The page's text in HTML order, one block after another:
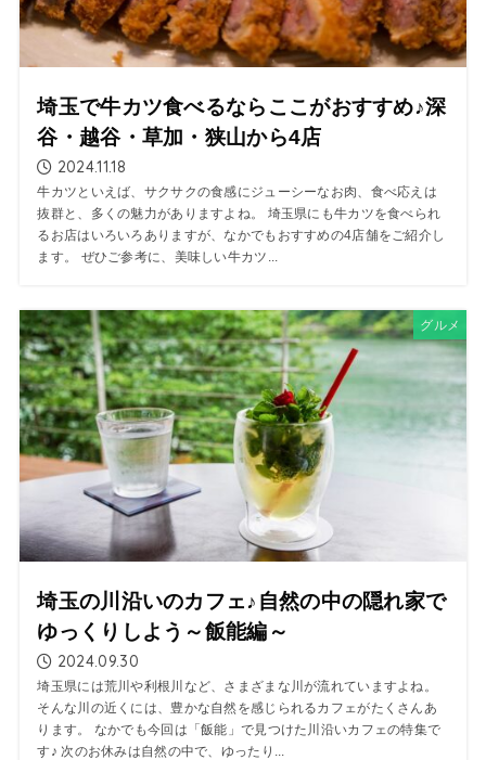
埼玉で牛カツ食べるならここがおすすめ♪深
谷・越谷・草加・狭山から4店
2024.11.18
牛カツといえば、サクサクの食感にジューシーなお肉、食べ応えは
抜群と、多くの魅力がありますよね。 埼玉県にも牛カツを食べられ
るお店はいろいろありますが、なかでもおすすめの4店舗をご紹介し
ます。 ぜひご参考に、美味しい牛カツ...
グルメ
埼玉の川沿いのカフェ♪自然の中の隠れ家で
ゆっくりしよう～飯能編～
2024.09.30
埼玉県には荒川や利根川など、さまざまな川が流れていますよね。
そんな川の近くには、豊かな自然を感じられるカフェがたくさんあ
ります。 なかでも今回は「飯能」で見つけた川沿いカフェの特集で
す♪ 次のお休みは自然の中で、ゆったり...